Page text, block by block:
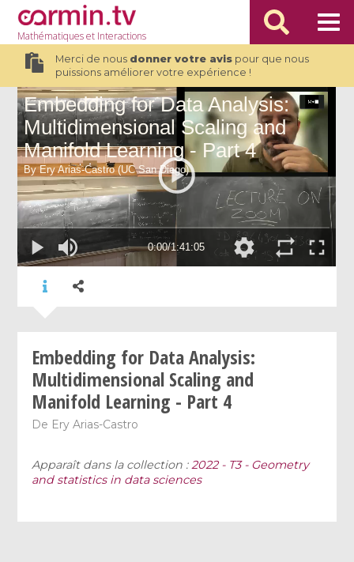
Mathématiqueset Interactions
Merci de nous donner votre avispour que nous
puissions améliorer votre expérience !
Embedding for Data Analysis:
Multidimensional Scaling and
Manifold Learning - Part 4
De Ery Arias-Castro
Apparaît dans la collection :2022 - T3 - Geometry
and statistics in data sciences